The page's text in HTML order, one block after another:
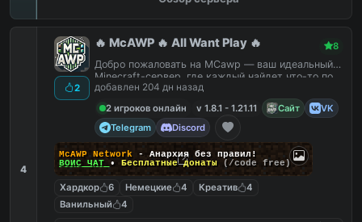
4
2
🔥 McAWP 🔥 All Want Play 🔥 8
Добро пожаловать на MCawp — ваш идеальный
Minecraft-сервер, где каждый найдет что-то по
душе!
добавлен 204 дн назад
2 игроков онлайн
v 1.8.1 - 1.21.11 Сайт
VK
Telegram
Discord
McAWP Network
- Анархия без правил!
ВОЙС ЧАТ
• Бесплатные донаты (/code free)
Хардкор 6 Немецкие 4 Креатив
4
Ванильный
4